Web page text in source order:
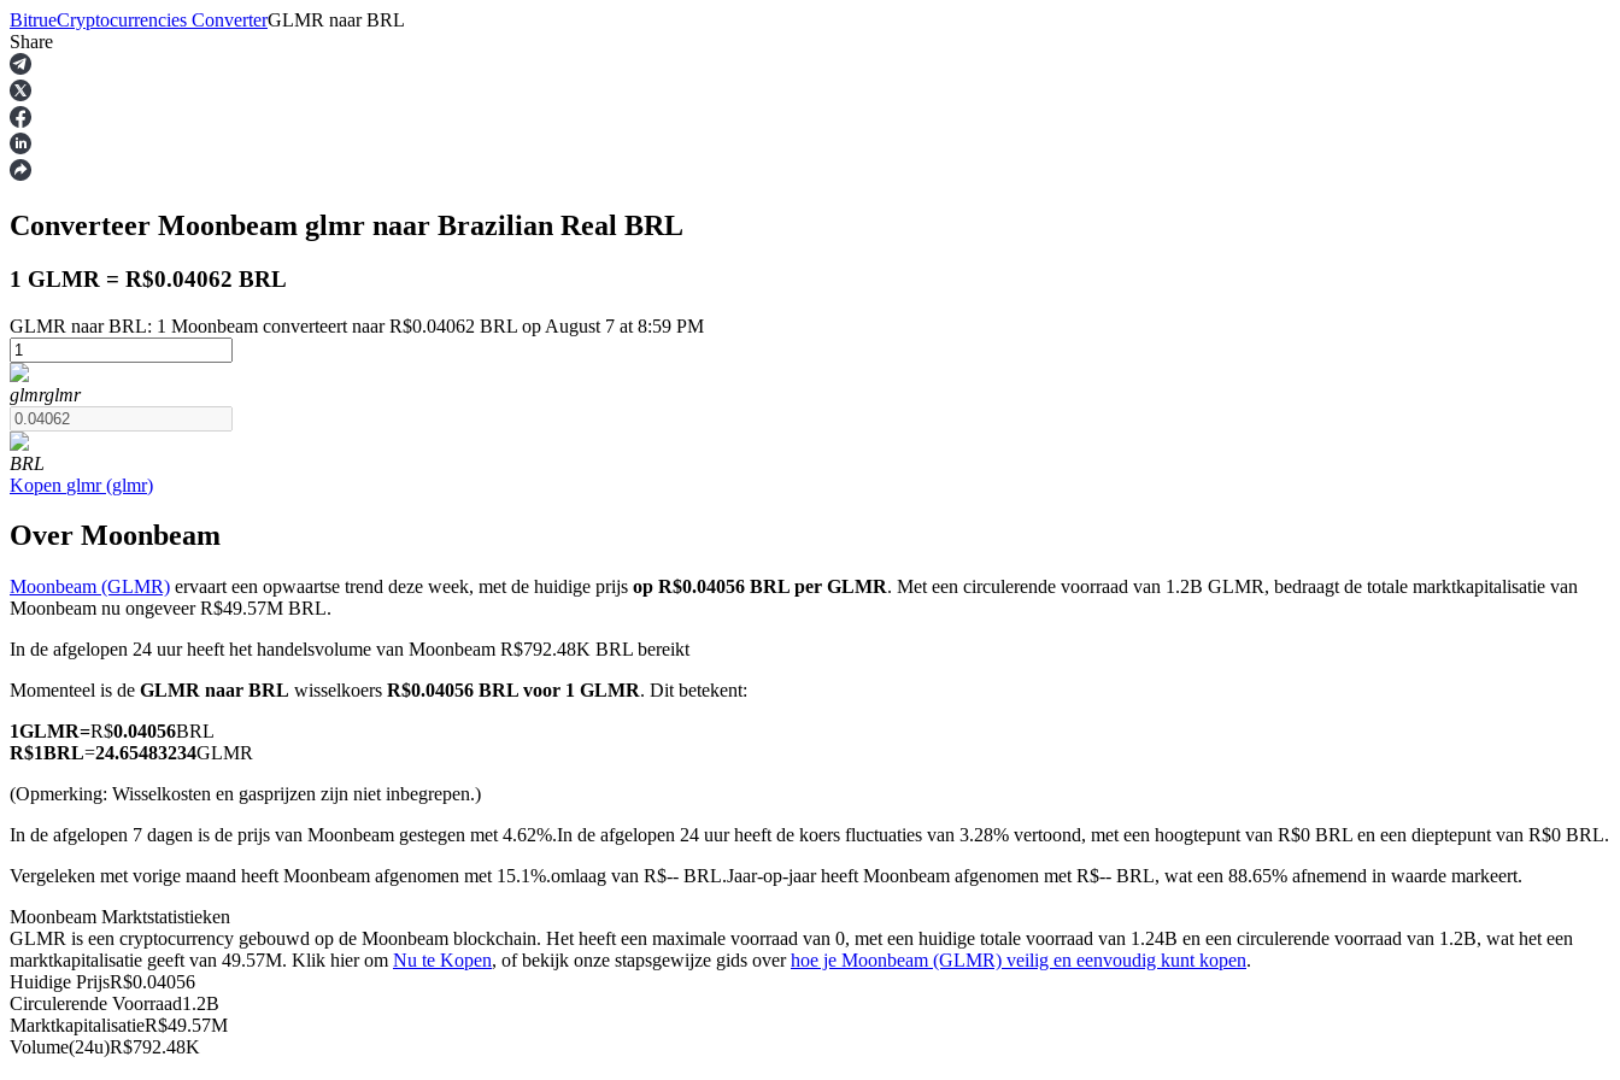
Termijncontracten
USDT-futures
Futures met USDT als onderpand
COIN-M-futures
Cryptocurrency-futures
BitrueCryptocurrencies ConverterGLMR naar BRL
Share
Converteer Moonbeam glmr naar Brazilian Real BRL
1 GLMR = R$0.04062 BRL
GLMR naar BRL: 1 Moonbeam converteert naar R$0.04062 BRL op August 7 at 8:59 PM
glmrglmr
BRL
Kopen glmr(glmr)
Over Moonbeam
Moonbeam (GLMR) ervaart een opwaartse trend deze week, met de huidige prijs op R$0.04056 BRL per GLMR. Met een circulerende voorraad van 1.2B GLMR, bedraagt de totale marktkapitalisatie van
Moonbeam nu ongeveer R$49.57M BRL.
In de afgelopen 24 uur heeft het handelsvolume van Moonbeam R$792.48K BRL bereikt
Momenteel is de GLMR naar BRL wisselkoers R$0.04056 BRL voor 1 GLMR. Dit betekent:
1GLMR=R$0.04056BRL
R$1BRL=24.65483234GLMR
(Opmerking: Wisselkosten en gasprijzen zijn niet inbegrepen.)
In de afgelopen 7 dagen is de prijs van Moonbeam gestegen met 4.62%.In de afgelopen 24 uur heeft de koers fluctuaties van 3.28% vertoond, met een hoogtepunt van R$0 BRL en een dieptepunt van R$0 BRL.
Vergeleken met vorige maand heeft Moonbeam afgenomen met 15.1%.omlaag van R$-- BRL.Jaar-op-jaar heeft Moonbeam afgenomen met R$-- BRL, wat een 88.65% afnemend in waarde markeert.
Moonbeam Marktstatistieken
GLMR is een cryptocurrency gebouwd op de Moonbeam blockchain. Het heeft een maximale voorraad van 0, met een huidige totale voorraad van 1.24B en een circulerende voorraad van 1.2B, wat het een
marktkapitalisatie geeft van 49.57M. Klik hier om Nu te Kopen, of bekijk onze stapsgewijze gids overhoe je Moonbeam (GLMR) veilig en eenvoudig kunt kopen.
Huidige PrijsR$0.04056
Circulerende Voorraad1.2B
MarktkapitalisatieR$49.57M
Volume(24u)R$792.48K